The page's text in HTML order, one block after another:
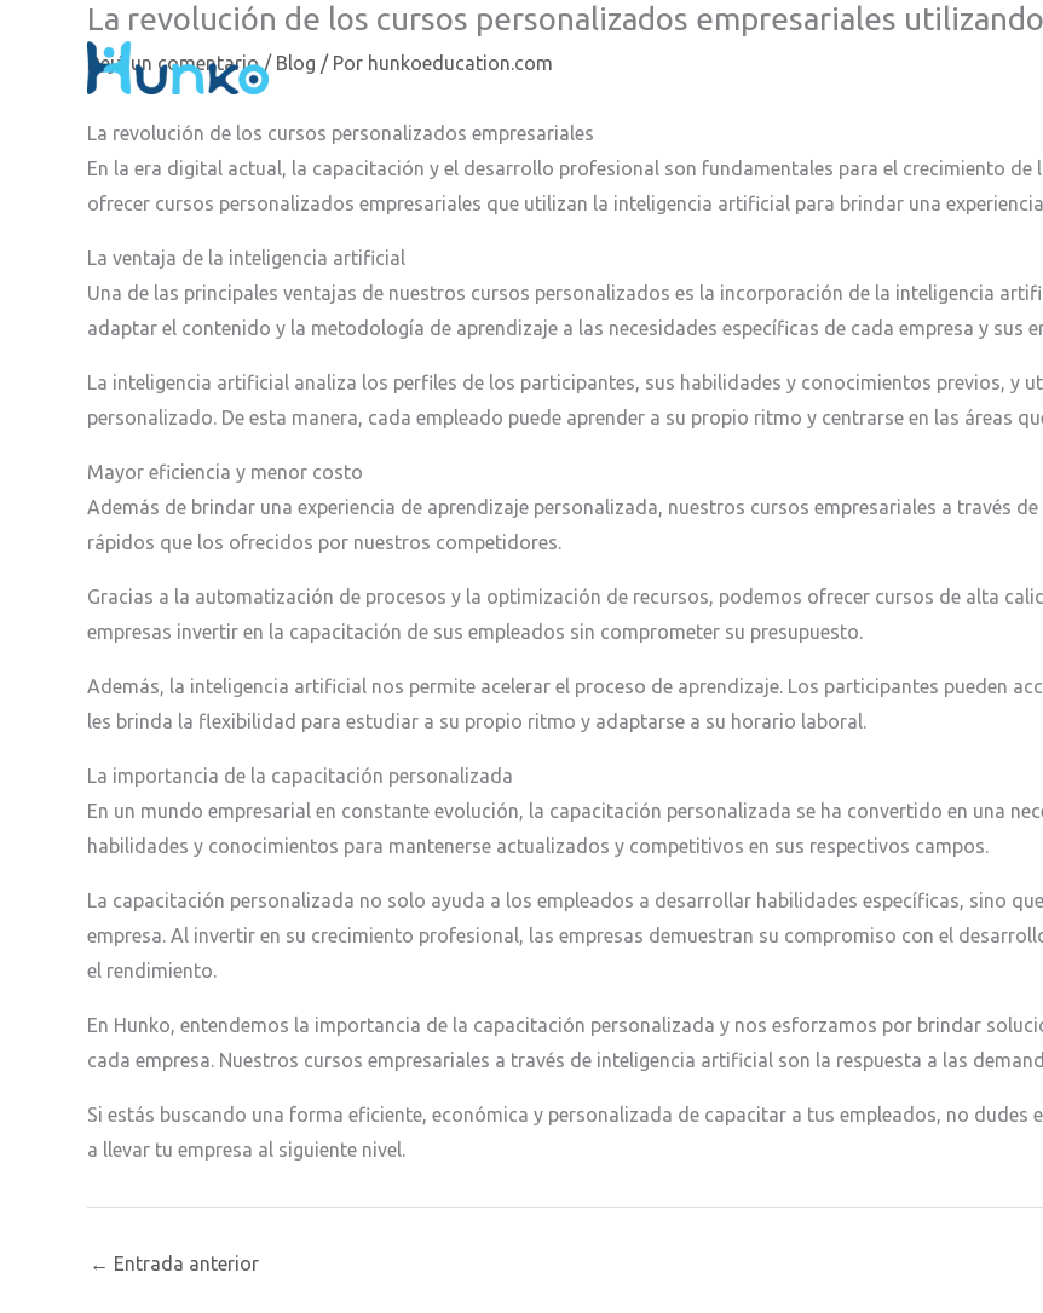
contenido
La revolución de los cursos personalizados empresariales
Dejá un comentario / Blog / Por hunkoeducation.com
La revolución de los cursos personalizados empresariales
En la era digital actual, la capacitación y el desarrollo profesional son fundamentales para el crecimiento de
ofrecer cursos personalizados empresariales que utilizan la inteligencia artificial para brindar una
La ventaja de la inteligencia artificial
Una de las principales ventajas de nuestros cursos personalizados es la incorporación de la inteligencia
adaptar el contenido y la metodología de aprendizaje a las necesidades específicas de cada empresa y sus
La inteligencia artificial analiza los perfiles de los participantes, sus habilidades y conocimientos previos, y
personalizado. De esta manera, cada empleado puede aprender a su propio ritmo y centrarse en las áreas
Mayor eficiencia y menor costo
Además de brindar una experiencia de aprendizaje personalizada, nuestros cursos empresariales a través
rápidos que los ofrecidos por nuestros competidores.
Gracias a la automatización de procesos y la optimización de recursos, podemos ofrecer cursos de alta
empresas invertir en la capacitación de sus empleados sin comprometer su presupuesto.
Además, la inteligencia artificial nos permite acelerar el proceso de aprendizaje. Los participantes pueden
les brinda la flexibilidad para estudiar a su propio ritmo y adaptarse a su horario laboral.
La importancia de la capacitación personalizada
En un mundo empresarial en constante evolución, la capacitación personalizada se ha convertido en una
habilidades y conocimientos para mantenerse actualizados y competitivos en sus respectivos campos.
La capacitación personalizada no solo ayuda a los empleados a desarrollar habilidades específicas, sino
empresa. Al invertir en su crecimiento profesional, las empresas demuestran su compromiso con el
el rendimiento.
En Hunko, entendemos la importancia de la capacitación personalizada y nos esforzamos por brindar
cada empresa. Nuestros cursos empresariales a través de inteligencia artificial son la respuesta a las
Si estás buscando una forma eficiente, económica y personalizada de capacitar a tus empleados, no
a llevar tu empresa al siguiente nivel.
← Entrada anterior